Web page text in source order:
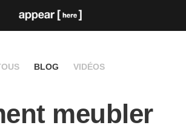
BLOG VIDÉOS
meubler